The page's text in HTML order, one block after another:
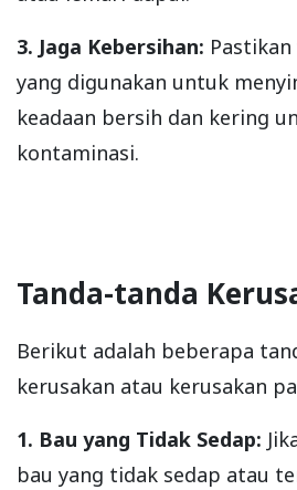
3. Jaga Kebersihan:
yang digunakan untuk
keadaan bersih dan kering
kontaminasi.
Tanda-tanda
Berikut adalah beberapa
kerusakan atau kerusakan
1. Bau yang Tidak Sedap:
bau yang tidak sedap atau